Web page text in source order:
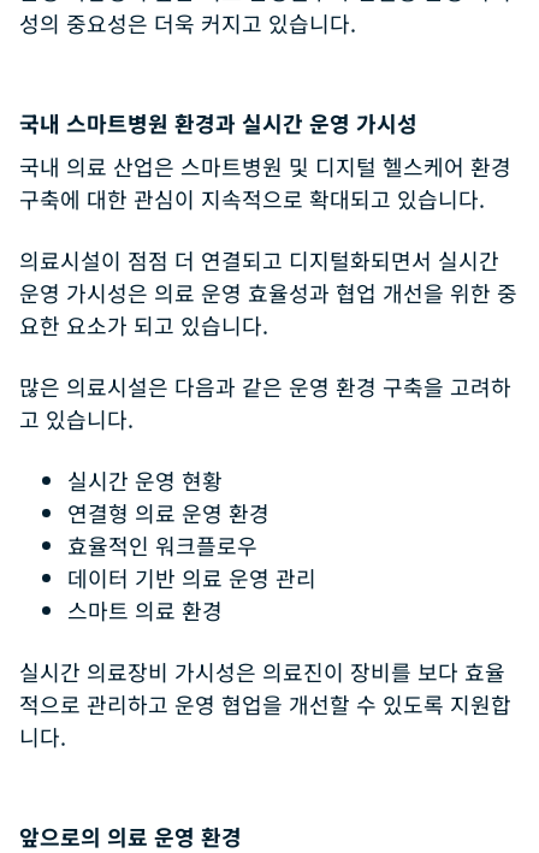
성의 중요성은 더욱 커지고 있습니다.
국내 스마트병원 환경과 실시간 운영 가시성
국내 의료 산업은 스마트병원 및 디지털 헬스케어 환경
구축에 대한 관심이 지속적으로 확대되고 있습니다.
의료시설이 점점 더 연결되고 디지털화되면서 실시간
운영 가시성은 의료 운영 효율성과 협업 개선을 위한 중
요한 요소가 되고 있습니다.
많은 의료시설은 다음과 같은 운영 환경 구축을 고려하
고 있습니다.
실시간 운영 현황
연결형 의료 운영 환경
효율적인 워크플로우
데이터 기반 의료 운영 관리
스마트 의료 환경
실시간 의료장비 가시성은 의료진이 장비를 보다 효율
적으로 관리하고 운영 협업을 개선할 수 있도록 지원합
니다.
앞으로의 의료 운영 환경